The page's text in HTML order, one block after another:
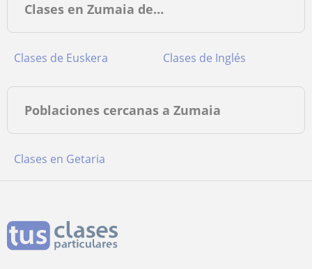
Clases en Zumaia de…
Clases de Euskera Clases de Inglés
Poblaciones cercanas a Zumaia
Clases en Getaria